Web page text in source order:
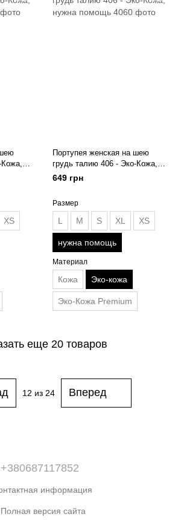
XS
Портупея женская на шею
грудь талию 406 - Эко-Кожа,
нужна помощь
649 грн
Размер
L M S XL XS
нужна помощь
Материал
Кожа Эко-кожа
Эко-Кожа Premium
еще 20 товаров
12 из 24 Вперед
+380687117852
информация
Полная версия сайта